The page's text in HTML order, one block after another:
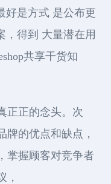
好是方式 是公布更
，得到 大量潜在用
共享干货知
正正的念头。次
牌的优点和缺点，
掌握顾客对竞争者
，